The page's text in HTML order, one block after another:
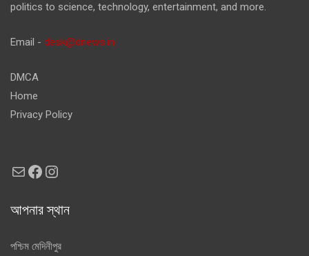
politics to science, technology, entertainment, and more.
Email - desk@dnews.in
DMCA
Home
Privacy Policy
MailFacebook
Instagram
আপনার স্থান
পশ্চিম মেদিনীপুর